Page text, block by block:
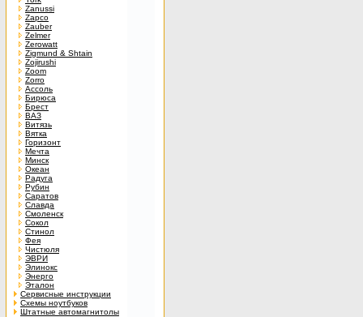
Zanussi
Zapco
Zauber
Zelmer
Zerowatt
Zigmund & Shtain
Zojirushi
Zoom
Zorro
Ассоль
Бирюса
Брест
ВАЗ
Витязь
Вятка
Горизонт
Мечта
Минск
Океан
Радуга
Рубин
Саратов
Славда
Смоленск
Сокол
Стинол
Фея
Чистюля
ЭВРИ
Элинокс
Энерго
Эталон
Сервисные инструкции
Схемы ноутбуков
Штатные автомагнитолы